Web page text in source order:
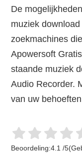
De
muziek
zoekmachines
Apowersoft
staande muziek
Audio Recorder.
van uw
Beoordeling:4.1 /5